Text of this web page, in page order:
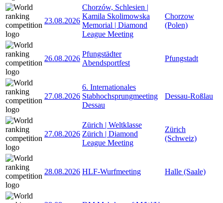
23.08.2026
Chorzów, Schlesien |
Kamila Skolimowska
Memorial | Diamond
League Meeting
Chorzow
(Polen)
26.08.2026
Pfungstädter
Abendsportfest
Pfungstadt
27.08.2026
6. Internationales
Stabhochsprungmeeting
Dessau
Dessau-Roßlau
27.08.2026
Zürich | Weltklasse
Zürich | Diamond
League Meeting
Zürich
(Schweiz)
28.08.2026 HLF-Wurfmeeting Halle (Saale)